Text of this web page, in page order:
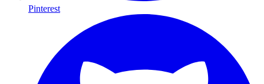
Pinterest